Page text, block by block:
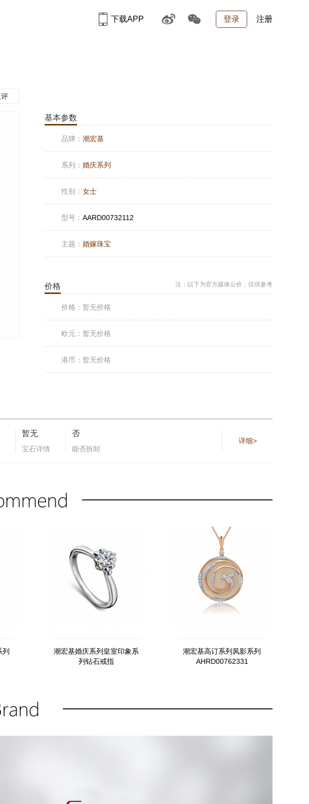
登录 注册
下载APP
基本参数
品牌： 潮宏基
系列： 婚庆系列
性别： 女士
型号： AARD00732112
主题： 婚嫁珠宝
价格 注：以下为官方媒体公价，仅供参考
价格： 暂无价格
欧元： 暂无价格
港币： 暂无价格
暂无
宝石详情
否
能否拆卸
详细>
潮宏基婚庆系列皇室印象系
列钻石戒指
潮宏基高订系列凤影系列
AHRD00762331